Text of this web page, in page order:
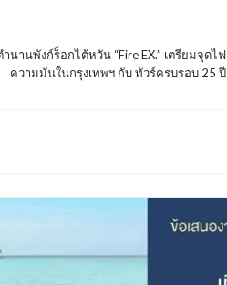
านานพังก์ร็อกไต้หวัน “Fire EX.” เตรียมจุดไฟ
ความมันในกรุงเทพฯ กับ ทัวร์ครบรอบ 25 ปี